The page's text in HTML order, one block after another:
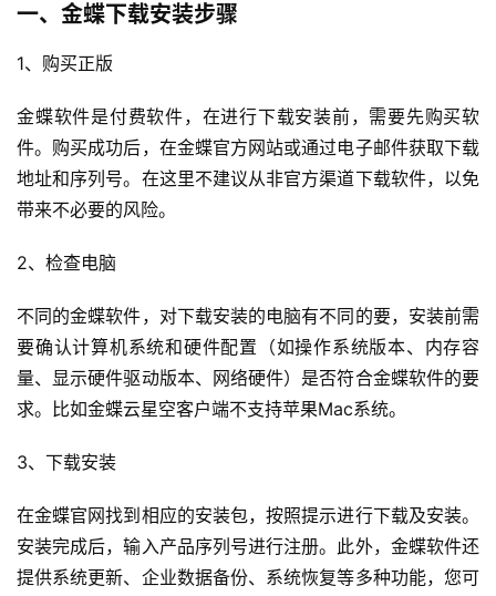
一、金蝶下载安装步骤
1、购买正版
金蝶软件是付费软件，在进行下载安装前，需要先购买软
件。购买成功后，在金蝶官方网站或通过电子邮件获取下载
地址和序列号。在这里不建议从非官方渠道下载软件，以免
带来不必要的风险。
2、检查电脑
不同的金蝶软件，对下载安装的电脑有不同的要，安装前需
要确认计算机系统和硬件配置（如操作系统版本、内存容
量、显示硬件驱动版本、网络硬件）是否符合金蝶软件的要
求。比如金蝶云星空客户端不支持苹果Mac系统。
3、下载安装
在金蝶官网找到相应的安装包，按照提示进行下载及安装。
安装完成后，输入产品序列号进行注册。此外，金蝶软件还
提供系统更新、企业数据备份、系统恢复等多种功能，您可